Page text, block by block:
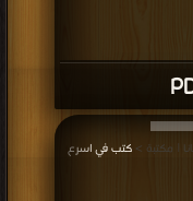
كتب في اسرع